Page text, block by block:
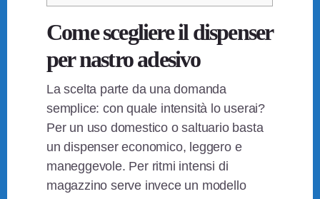
Come scegliere il dispenser
per nastro adesivo
La scelta parte da una domanda
semplice: con quale intensità lo userai?
Per un uso domestico o saltuario basta
un dispenser economico, leggero e
maneggevole. Per ritmi intensi di
magazzino serve invece un modello